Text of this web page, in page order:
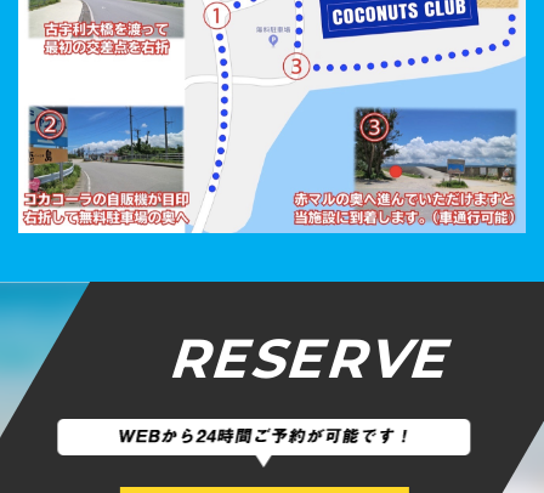
RESERVE